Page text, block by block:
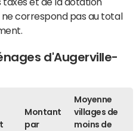
correspond pas au total
d'Augerville-
Montant
par
Moyenne
villages de
moins de